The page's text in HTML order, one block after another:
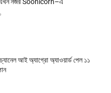
চ্যানেল আই অ্যাগ্রো অ্যাওয়ার্ড পেল ১১